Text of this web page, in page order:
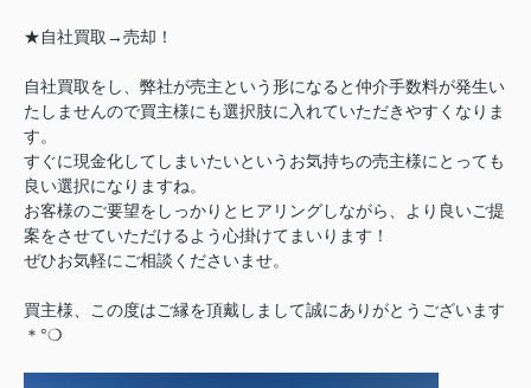
★自社買取→売却！
自社買取をし、弊社が売主という形になると仲介手数料が発生い
たしませんので買主様にも選択肢に入れていただきやすくなりま
す。
すぐに現金化してしまいたいというお気持ちの売主様にとっても
良い選択になりますね。
お客様のご要望をしっかりとヒアリングしながら、より良いご提
案をさせていただけるよう心掛けてまいります！
ぜひお気軽にご相談くださいませ。
買主様、この度はご縁を頂戴しまして誠にありがとうございます
＊°❍